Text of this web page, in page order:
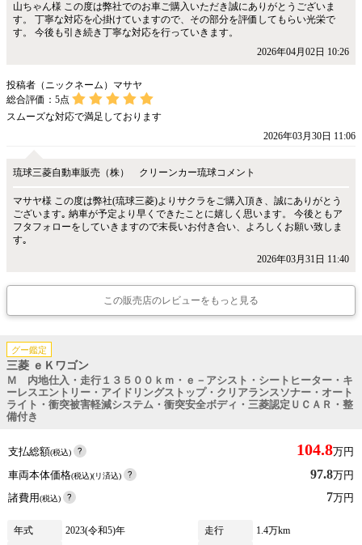
山ちゃん様 この度は弊社でのお車ご購入いただき誠にありがとうございま
す。 丁寧な対応を心掛けていますので、その部分を評価してもらい光栄で
す。 今後も引き続き丁寧な対応を行っていきます。
2026年04月02日 10:26
投稿者（ニックネーム）マサヤ
総合評価： 5点
スムーズな対応で満足しております
2026年03月30日 11:06
琉球三菱自動車販売（株） クリーンカー琉球コメント
マサヤ様 この度は弊社(琉球三菱)よりサクラをご購入頂き、誠にありがとう
ございます｡ 納車が予定より早くできたことに嬉しく思います。 今後ともア
フタフォローをしていきますので末長いお付き合い、よろしくお願い致しま
す｡
2026年03月31日 11:40
この販売店のレビューをもっと見る
グー鑑定
三菱 ｅＫワゴン
Ｍ 内地仕入・走行１３５００ｋｍ・ｅ－アシスト・シートヒーター・キ
ーレスエントリー・アイドリングストップ・クリアランスソナー・オート
ライト・衝突被害軽減システム・衝突安全ボディ・三菱認定ＵＣＡＲ・整
備付き
支払総額(税込) 104.8万円
車両本体価格(税込)(リ済込) 97.8万円
諸費用(税込) 7万円
年式 2023(令和5)年 走行
1.4万km